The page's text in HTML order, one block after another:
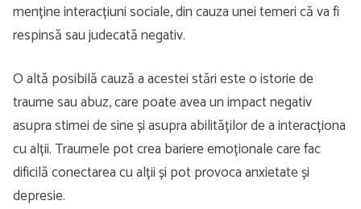
menține interacțiuni sociale, din cauza unei temeri că va fi
respinsă sau judecată negativ.
O altă posibilă cauză a acestei stări este o istorie de
traume sau abuz, care poate avea un impact negativ
asupra stimei de sine și asupra abilităților de a interacționa
cu alții. Traumele pot crea bariere emoționale care fac
dificilă conectarea cu alții și pot provoca anxietate și
depresie.